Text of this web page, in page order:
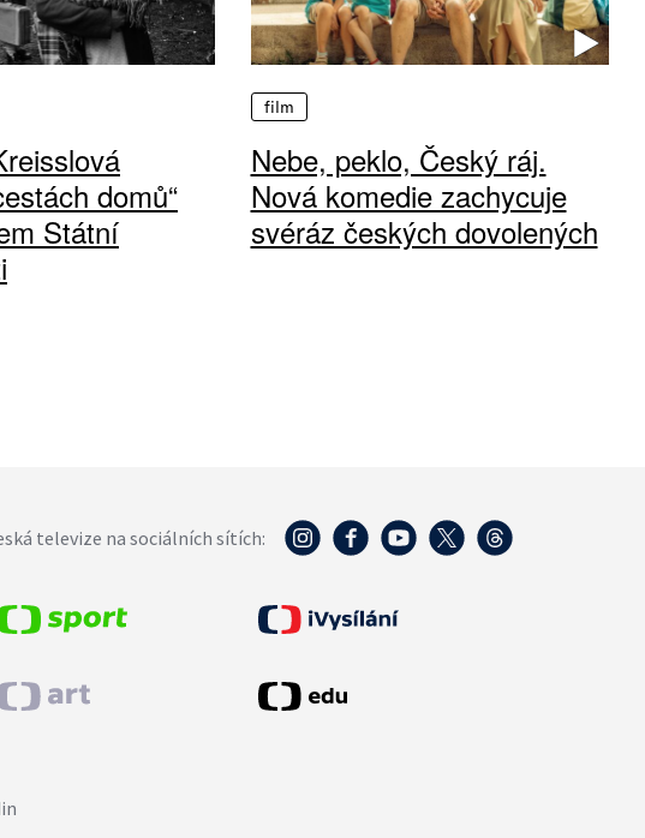
domů“
Státní
film
Nebe, peklo, Český ráj.
Nová komedie zachycuje
svéráz českých dovolených
televize na sociálních sítích: